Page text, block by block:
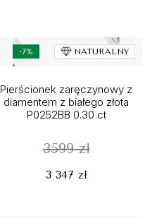
-7% NATURALNY
Pierścionek zaręczynowy z
diamentem z białego złota
P0252BB 0.30 ct
3599 zł
3 347 zł